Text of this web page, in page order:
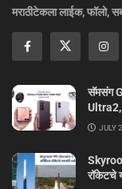
मराठीटेकला लाईक, फॉलो,
सॅमसंग
Ultra2,
JULY
रॉकेटचे